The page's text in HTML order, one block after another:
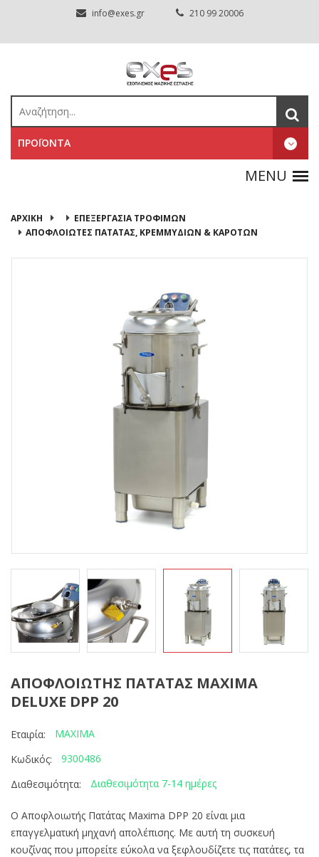
info@exes.gr 210 99 20006
ΠΡΟΪΟΝΤΑ
ΑΡΧΙΚΉ
ΕΠΕΞΕΡΓΑΣΙΑ ΤΡΟΦΙΜΩΝ
ΑΠΟΦΛΟΙΩΤΕΣ ΠΑΤΑΤΑΣ, ΚΡΕΜΜΥΔΙΩΝ & ΚΑΡΟΤΩΝ
ΑΠΟΦΛΟΙΩΤΗΣ ΠΑΤΑΤΑΣ MAXIMA
DELUXE DPP 20
Εταιρία:
MAXIMA
Κωδικός:
9300486
Διαθεσιμότητα:
Διαθεσιμότητα 7-14 ημέρες
Ο Αποφλοιωτής Πατάτας Maxima DPP 20 είναι μια
επαγγελματική μηχανή απολέπισης. Με αυτή τη συσκευή
κουζίνας που μπορείτε εύκολα να ξεφλουδίζετε τις πατάτες, τα